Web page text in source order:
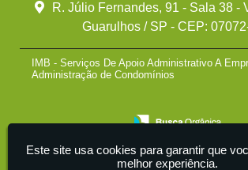
R. Júlio Fernandes, 91 - Sala 38 -
Guarulhos / SP - CEP:
IMB - Serviços De Apoio Administrativo A
Administração de Condomínios
Este site usa cookies para garantir que
melhor experiência.